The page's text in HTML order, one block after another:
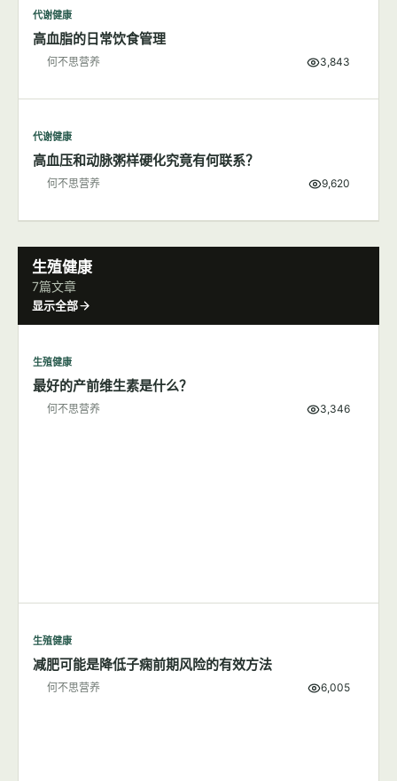
代谢健康
高血脂的日常饮食管理
何不思营养 3,843
代谢健康
高血压和动脉粥样硬化究竟有何联系？
何不思营养 9,620
生殖健康
7篇文章
显示全部
生殖健康
最好的产前维生素是什么？
何不思营养 3,346
生殖健康
减肥可能是降低子痫前期风险的有效方法
何不思营养 6,005